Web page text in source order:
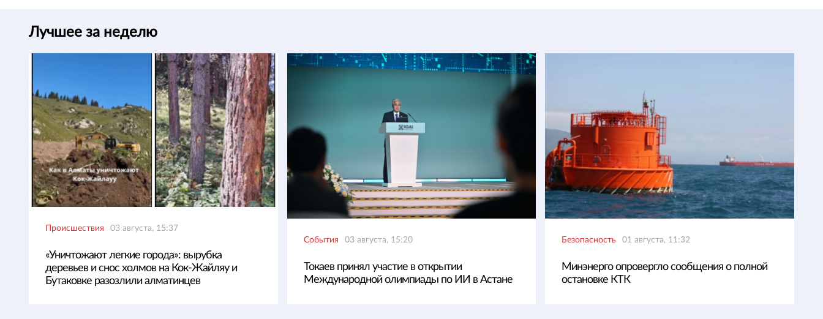
Лучшее за неделю
Происшествия 03 августа, 15:37
«Уничтожают легкие города»: вырубка
деревьев и снос холмов на Кок-Жайляу и
Бутаковке разозлили алматинцев
События 03 августа, 15:20
Токаев принял участие в открытии
Международной олимпиады по ИИ в Астане
Безопасность 01 августа, 11:32
Минэнерго опровергло сообщения о полной
остановке КТК